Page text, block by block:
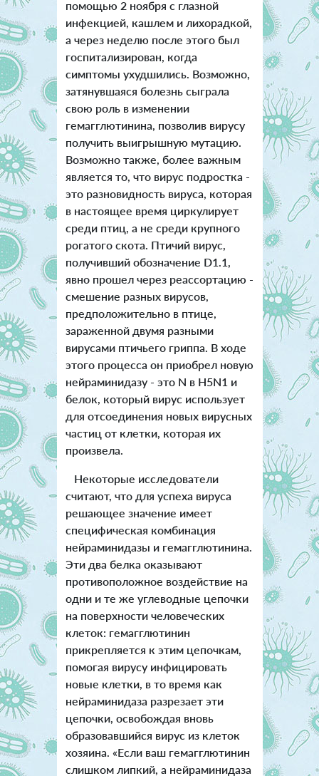
помощью 2 ноября с глазной
инфекцией, кашлем и лихорадкой,
а через неделю после этого был
госпитализирован, когда
симптомы ухудшились. Возможно,
затянувшаяся болезнь сыграла
свою роль в изменении
гемагглютинина, позволив вирусу
получить выигрышную мутацию.
Возможно также, более важным
является то, что вирус подростка -
это разновидность вируса, которая
в настоящее время циркулирует
среди птиц, а не среди крупного
рогатого скота. Птичий вирус,
получивший обозначение D1.1,
явно прошел через реассортацию -
смешение разных вирусов,
предположительно в птице,
зараженной двумя разными
вирусами птичьего гриппа. В ходе
этого процесса он приобрел новую
нейраминидазу - это N в H5N1 и
белок, который вирус использует
для отсоединения новых вирусных
частиц от клетки, которая их
произвела.
Некоторые исследователи
считают, что для успеха вируса
решающее значение имеет
специфическая комбинация
нейраминидазы и гемагглютинина.
Эти два белка оказывают
противоположное воздействие на
одни и те же углеводные цепочки
на поверхности человеческих
клеток: гемагглютинин
прикрепляется к этим цепочкам,
помогая вирусу инфицировать
новые клетки, в то время как
нейраминидаза разрезает эти
цепочки, освобождая вновь
образовавшийся вирус из клеток
хозяина. «Если ваш гемагглютинин
слишком липкий, а нейраминидаза